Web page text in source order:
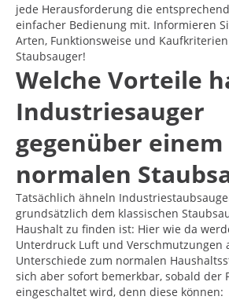
jede Herausforderung die
einfacher Bedienung mit. Informieren
Arten, Funktionsweise und
Staubsauger!
Welche Vorteile
Industriesauger
gegenüber einem
normalen
Tatsächlich ähneln
grundsätzlich dem klassischen
Haushalt zu finden ist: Hier wie da
Unterdruck Luft und Verschmutzungen
Unterschiede zum normalen
sich aber sofort bemerkbar, sobald der
eingeschaltet wird, denn diese können: